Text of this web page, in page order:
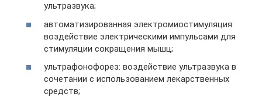
ультразвука;
автоматизированная электромиостимуляция:
воздействие электрическими импульсами для
стимуляции сокращения мышц;
ультрафонофорез: воздействие ультразвука в
сочетании с использованием лекарственных
средств;